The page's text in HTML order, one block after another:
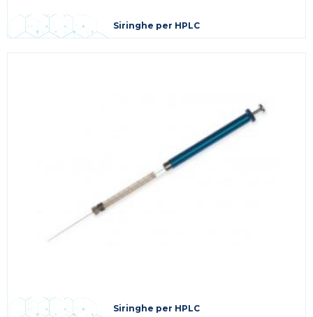
Siringhe per HPLC
Siringhe per HPLC